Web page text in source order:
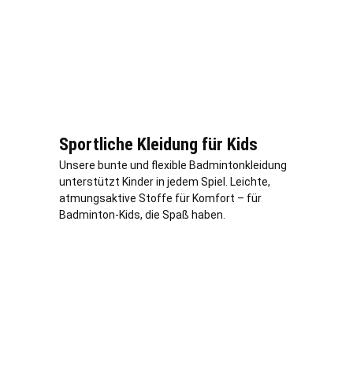
Sportliche Kleidung für Kids
Unsere bunte und flexible Badmintonkleidung
unterstützt Kinder in jedem Spiel. Leichte,
atmungsaktive Stoffe für Komfort – für
Badminton-Kids, die Spaß haben.